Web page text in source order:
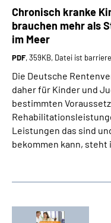
Chronisch kranke
brauchen mehr als
im Meer
PDF, 359KB, Datei ist
Die Deutsche
daher für Kinder und
bestimmten
Leistungen das sind
bekommen kann, steht